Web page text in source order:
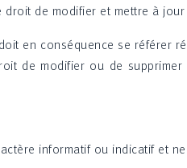
de modifier et mettre à
en conséquence se
de modifier ou de
informatif ou indicatif et